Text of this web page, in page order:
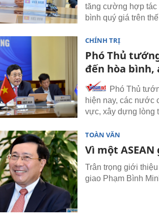
tăng cường hợp tác
bình quý giá trên
CHÍNH TRỊ
Phó Thủ
đến hòa bình,
Phó Thủ
hiện nay, các nước
vực, xây dựng lòng
TOÀN VĂN
Vì một
Trân trọng giới
giao Phạm Bình